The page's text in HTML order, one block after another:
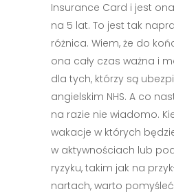
Insurance Card i jest
na 5 lat. To jest tak
różnica. Wiem, że do
ona cały czas ważna i
dla tych, którzy są
angielskim NHS. A co
na razie nie wiadomo.
wakacje w których
w aktywnościach lub
ryzyku, takim jak na
nartach, warto